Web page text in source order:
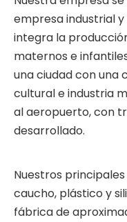
empresa industrial
integra la
maternos e
una ciudad con una
cultural e industria
al aeropuerto, con
desarrollado.
Nuestros
caucho, plástico y
fábrica de